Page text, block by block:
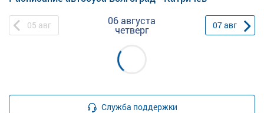
05 авг 06 августа
четверг 07авг
Служба поддержки